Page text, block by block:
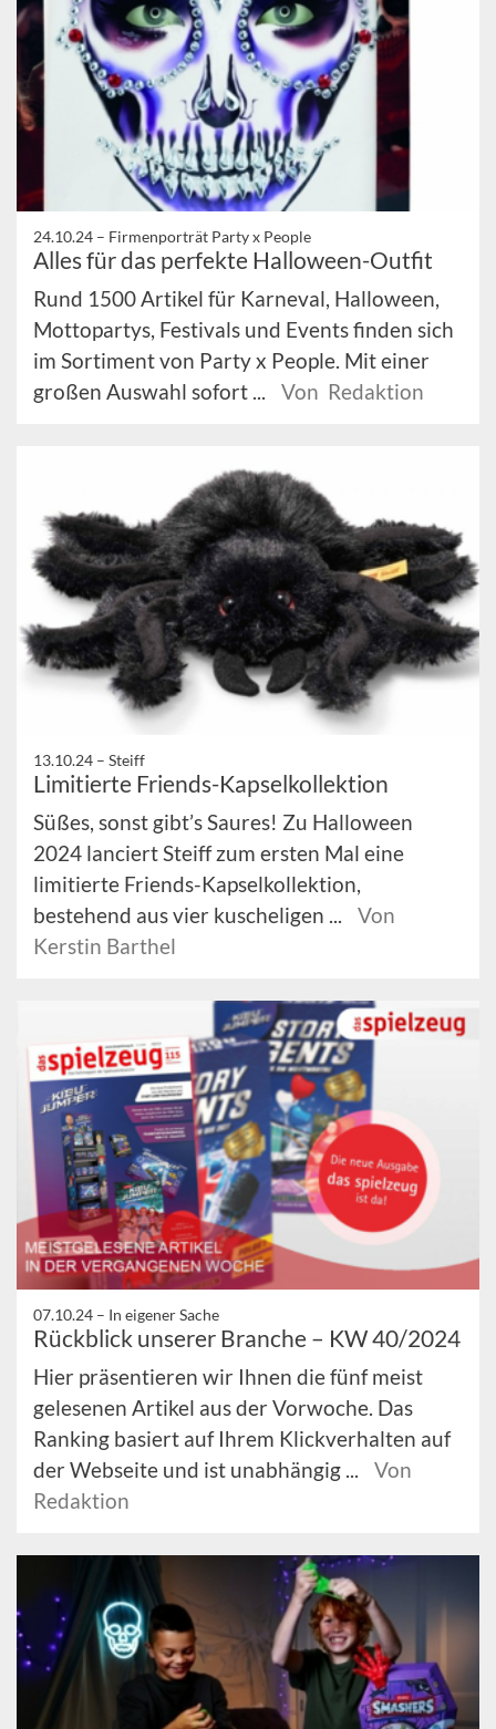
24.10.24 – Firmenporträt Party x People
Alles für das perfekte Halloween-Outfit
Rund 1500 Artikel für Karneval, Halloween,
Mottopartys, Festivals und Events finden sich
im Sortiment von Party x People. Mit einer
großen Auswahl sofort ...
Von Redaktion
13.10.24 – Steiff
Limitierte Friends-Kapselkollektion
Süßes, sonst gibt’s Saures! Zu Halloween
2024 lanciert Steiff zum ersten Mal eine
limitierte Friends-Kapselkollektion,
bestehend aus vier kuscheligen ...
Von
Kerstin Barthel
07.10.24 – In eigener Sache
Rückblick unserer Branche – KW 40/2024
Hier präsentieren wir Ihnen die fünf meist
gelesenen Artikel aus der Vorwoche. Das
Ranking basiert auf Ihrem Klickverhalten auf
der Webseite und ist unabhängig ...
Von
Redaktion